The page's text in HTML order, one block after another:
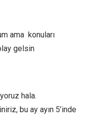
ama konuları
gelsin
hala.
bu ay ayın 5’inde